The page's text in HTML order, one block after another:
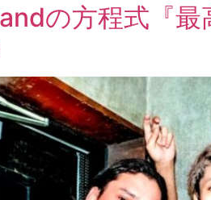
の方程式『最